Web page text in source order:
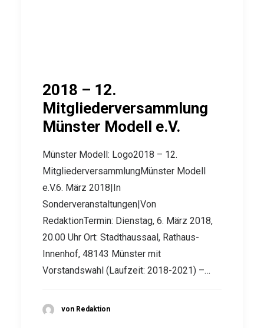
2018 – 12.
Mitgliederversammlung
Münster Modell e.V.
Münster Modell: Logo2018 – 12.
MitgliederversammlungMünster Modell
e.V.6. März 2018|In
Sonderveranstaltungen|Von
RedaktionTermin: Dienstag, 6. März 2018,
20.00 Uhr Ort: Stadthaussaal, Rathaus-
Innenhof, 48143 Münster mit
Vorstandswahl (Laufzeit: 2018-2021) –…
von Redaktion